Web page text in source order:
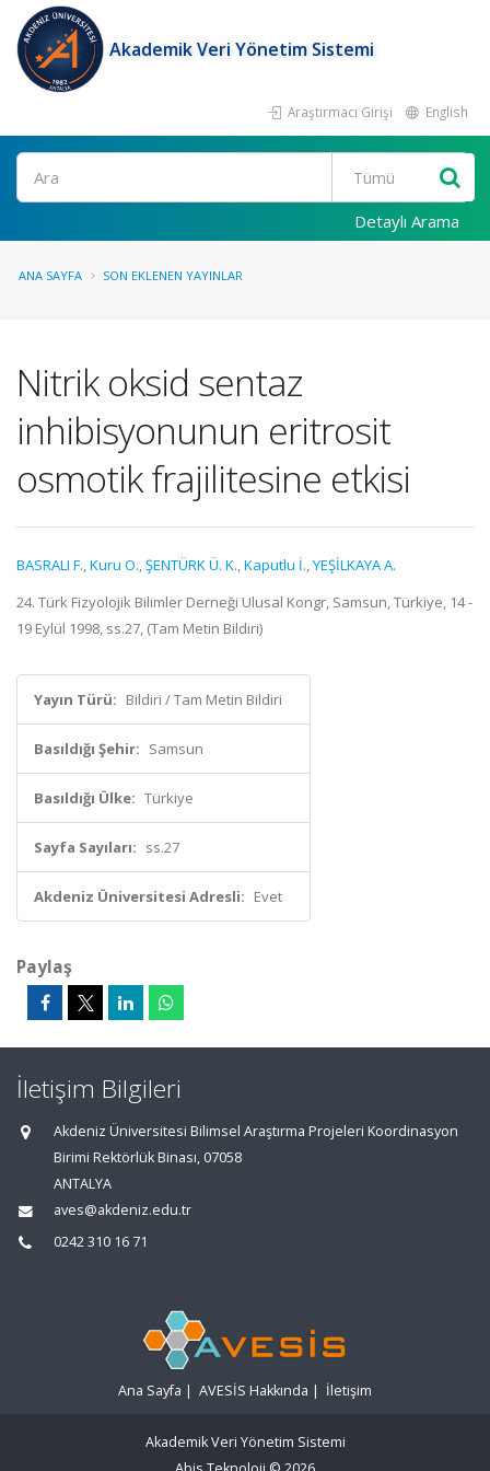
Akademik Veri Yönetim Sistemi
Araştırmacı Girişi English
Ara
Detaylı Arama
ANA SAYFA SON EKLENEN YAYINLAR
Nitrik oksid sentaz
inhibisyonunun eritrosit
osmotik frajilitesine etkisi
BASRALI F.,Kuru O.,ŞENTÜRK Ü. K.,Kaputlu İ.,YEŞİLKAYA A.
24. Türk Fizyolojik Bilimler Derneği Ulusal Kongr, Samsun, Türkiye, 14 -
19 Eylül 1998, ss.27, (Tam Metin Bildiri)
Yayın Türü: Bildiri / Tam Metin Bildiri
Basıldığı Şehir: Samsun
Basıldığı Ülke: Türkiye
Sayfa Sayıları: ss.27
Akdeniz Üniversitesi Adresli: Evet
Paylaş
İletişim Bilgileri
Akdeniz Üniversitesi Bilimsel Araştırma Projeleri Koordinasyon
Birimi Rektörlük Binası, 07058
ANTALYA
aves@akdeniz.edu.tr
0242 310 16 71
Ana Sayfa | AVESİS Hakkında | İletişim
Akademik Veri Yönetim Sistemi